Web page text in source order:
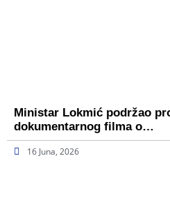
Ministar Lokmić podržao
dokumentarnog filma o…
16 Juna, 2026